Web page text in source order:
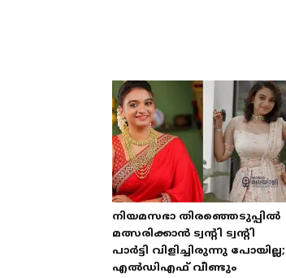
നിയമസഭാ തിരഞ്ഞെടുപ്പിൽ
മത്സരിക്കാൻ ട്വന്റി ട്വന്റി
പാർട്ടി വിളിച്ചിരുന്നു പോയില്ല;
എൽഡിഎഫ് വീണ്ടും